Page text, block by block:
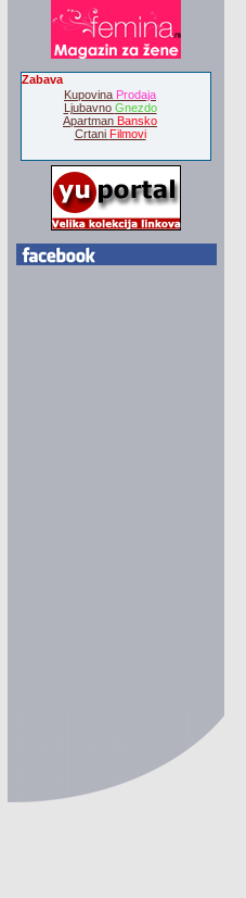
Zabava
Kupovina Prodaja
Ljubavno Gnezdo
Apartman Bansko
Crtani Filmovi